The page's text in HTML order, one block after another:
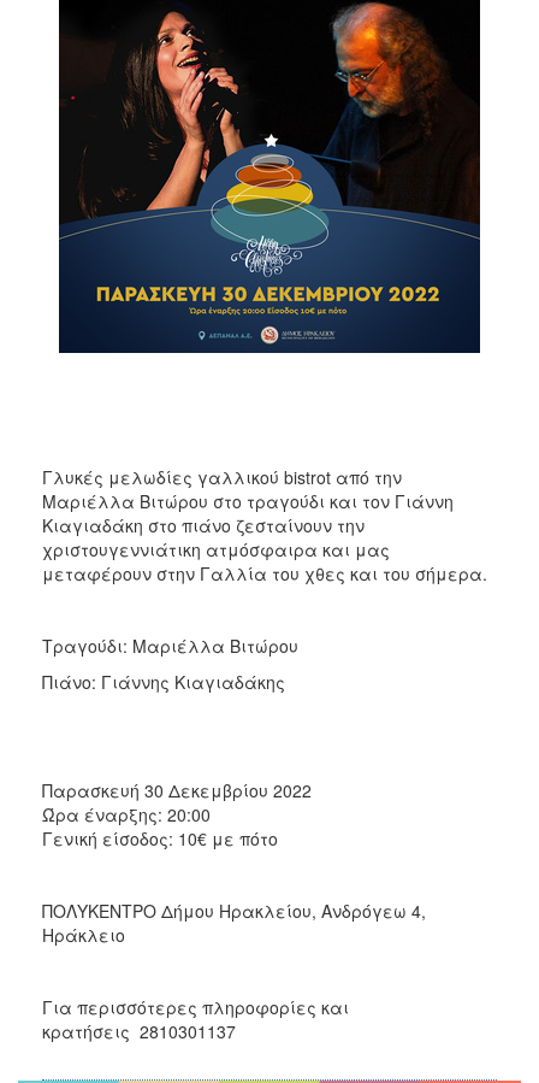
2006
ΕΠΙΣΚΕΠΤΗΣ
Γλυκές μελωδίες γαλλικού bistrot από την
Μαριέλλα Βιτώρου στο τραγούδι και τον Γιάννη
Κιαγιαδάκη στο πιάνο ζεσταίνουν την
χριστουγεννιάτικη ατμόσφαιρα και μας
μεταφέρουν στην Γαλλία του χθες και του σήμερα.
Τραγούδι: Μαριέλλα Βιτώρου
Πιάνο: Γιάννης Κιαγιαδάκης
Παρασκευή 30 Δεκεμβρίου 2022
Ώρα έναρξης: 20:00
Γενική είσοδος: 10€ με πότο
ΠΟΛΥΚΕΝΤΡΟ Δήμου Ηρακλείου, Ανδρόγεω 4,
Ηράκλειο
Για περισσότερες πληροφορίες και
κρατήσεις 2810301137